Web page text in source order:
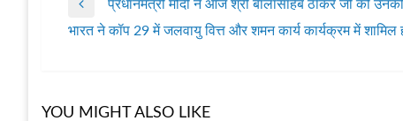
पोस्ट
Previous
Post
प्रधानमंत्री मोदी ने आज श्री बालासाहेब ठाकरे जी को
भारत ने कॉप 29 में जलवायु वित्त और शमन कार्य कार्यक्रम में
YOU MIGHT ALSO LIKE